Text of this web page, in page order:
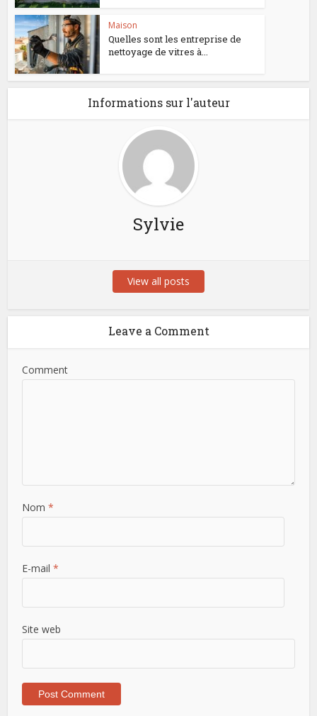
Maison
Quelles sont les entreprise de
nettoyage de vitres à...
Informations sur l'auteur
Sylvie
View all posts
Leave a Comment
Comment
Nom*
E-mail*
Site web